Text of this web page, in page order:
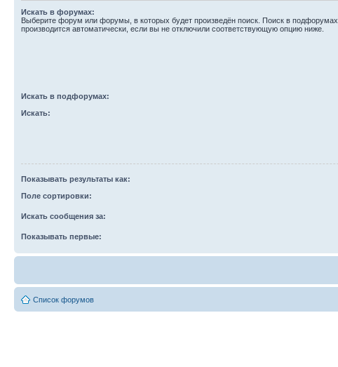
Искать в форумах:
Выберите форум или форумы, в которых будет произведён поиск. Поиск в подфорумах
производится автоматически, если вы не отключили соответствующую опцию ниже.
Искать в подфорумах:
Искать:
Показывать результаты как:
Поле сортировки:
Искать сообщения за:
Показывать первые:
Список форумов